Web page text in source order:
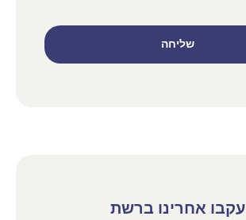
שליחה
עקבו אחרינו ברשת